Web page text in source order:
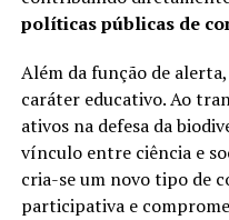
políticas públicas de
Além da função de
caráter educativo. Ao
ativos na defesa da
vínculo entre ciência e
cria-se um novo tipo de
participativa e